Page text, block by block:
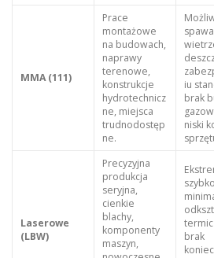
MMA (111)
Prace
montażowe
na budowach,
naprawy
terenowe,
konstrukcje
hydrotechnicz
ne, miejsca
trudnodostęp
ne.
iu
brak
niski
Laserowe
(LBW)
Precyzyjna
produkcja
seryjna,
cienkie
blachy,
komponenty
maszyn,
brak